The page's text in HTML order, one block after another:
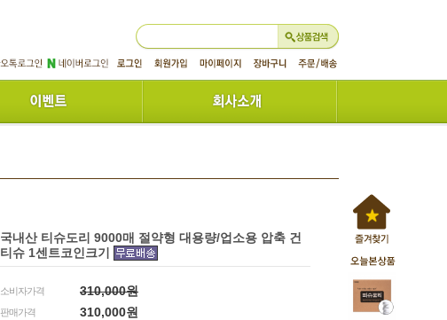
국내산 티슈도리 9000매 절약형 대용량/업소용 압축 건
티슈 1센트코인크기
소비자가격 310,000원
판매가격 310,000원